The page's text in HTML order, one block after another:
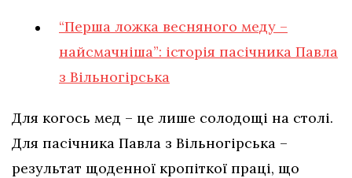
“Перша ложка весняного меду –
найсмачніша”: історія пасічника Павла
з Вільногірська
Для когось мед – це лише солодощі на столі.
Для пасічника Павла з Вільногірська –
результат щоденної кропіткої праці, що